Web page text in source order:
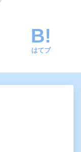
はてブ